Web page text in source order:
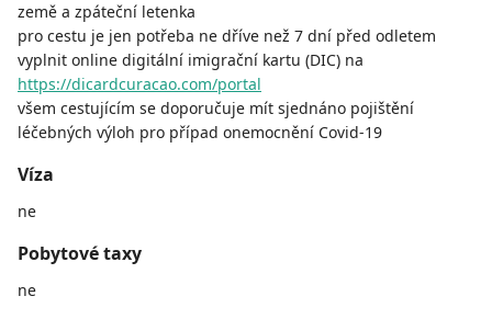
země a zpáteční letenka
pro cestu je jen potřeba ne dříve než 7 dní před odletem
vyplnit online digitální imigrační kartu (DIC) na
https://dicardcuracao.com/portal
všem cestujícím se doporučuje mít sjednáno pojištění
léčebných výloh pro případ onemocnění Covid-19
Víza
ne
Pobytové taxy
ne